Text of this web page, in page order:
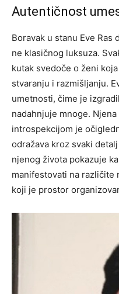
Autentičnost
Boravak u stanu Eve
ne klasičnog luksuza.
kutak svedoče o ženi
stvaranju i razmišljanju.
umetnosti, čime je
nadahnjuje mnoge.
introspekcijom je
odražava kroz svaki
njenog života pokazuje
manifestovati na različite
koji je prostor